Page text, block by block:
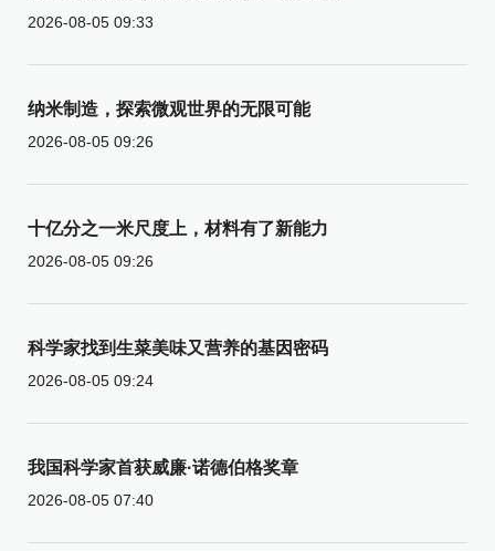
2026-08-05 09:33
纳米制造，探索微观世界的无限可能
2026-08-05 09:26
十亿分之一米尺度上，材料有了新能力
2026-08-05 09:26
科学家找到生菜美味又营养的基因密码
2026-08-05 09:24
我国科学家首获威廉·诺德伯格奖章
2026-08-05 07:40